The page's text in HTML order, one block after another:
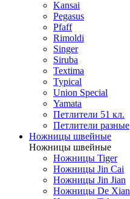
Kansai
Pegasus
Pfaff
Rimoldi
Singer
Siruba
Textima
Typical
Union Special
Yamata
Петлители 51 кл.
Петлители разные
Ножницы швейные
Ножницы швейные
Ножницы Tiger
Ножницы Jin Cai
Ножницы Jin Jian
Ножницы De Xian